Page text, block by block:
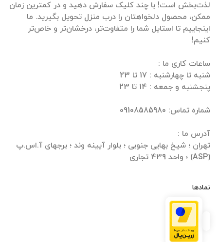
لذت‌بخش است! با چند کلیک سفارش دهید و در کمترین زمان
ممکن، محصول دلخواهتان را درب منزل تحویل بگیرید. ما
اینجاییم تا استایل شما را متفاوت‌تر، درخشان‌تر و خاص‌تر
تهران ؛ شیخ بهایی جنوبی ؛ بلوار آیینه وند ؛ برجهای آ.اس.پ
(ASP) ؛ واحد 439 تجاری
نمادها